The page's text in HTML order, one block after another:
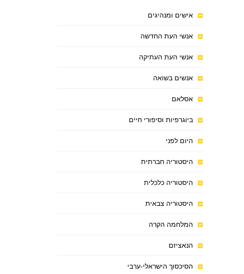
אישים ומנהיגים
אנשי העת החדשה
אנשי העת העתיקה
אנשים בשואה
אסלאם
ביוגרפיות וסיפורי חיים
היום לפני
היסטוריה חברתית
היסטוריה כלכלית
היסטוריה צבאית
המלחמה הקרה
הנאציזם
הסיכסוך הישראלי-ערבי